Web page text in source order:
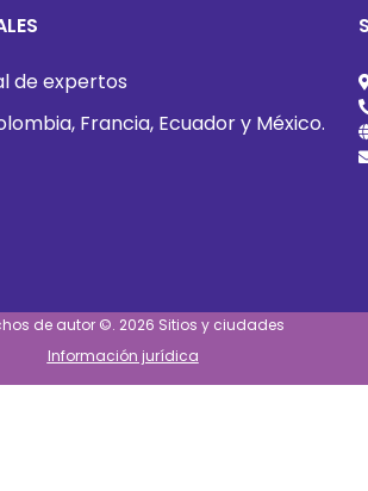
de expertos
Francia, Ecuador y México.
de autor ©. 2026 Sitios y ciudades
Información jurídica